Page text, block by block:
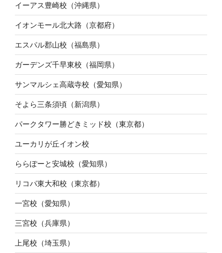
イーアス豊崎校（沖縄県）
イオンモール北大路（京都府）
エスパル郡山校（福島県）
ガーデンズ千早東校（福岡県）
サンマルシェ高蔵寺校（愛知県）
そよら三条須頃（新潟県）
パークタワー勝どきミッド校（東京都）
ユーカリが丘イオン校
ららぽーと安城校（愛知県）
リコパ東大和校（東京都）
一宮校（愛知県）
三宮校（兵庫県）
上尾校（埼玉県）